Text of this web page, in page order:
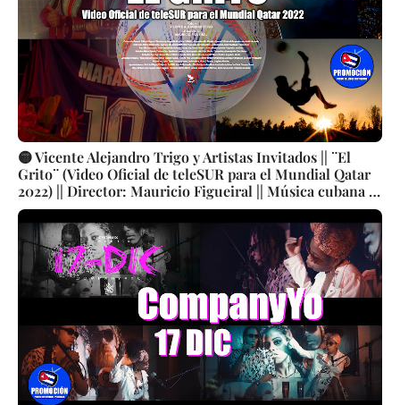
🟡 Vicente Alejandro Trigo y Artistas Invitados || ¨El
Grito¨ (Video Oficial de teleSUR para el Mundial Qatar
2022) || Director: Mauricio Figueiral || Música cubana ||
Videoclip || CUBA